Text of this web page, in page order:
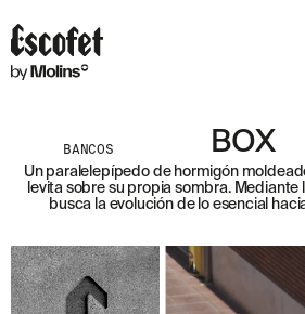
BANCOS BOX
Un paralelepípedo de hormigón
levita sobre su propia sombra. Mediante
busca la evolución de lo esencial